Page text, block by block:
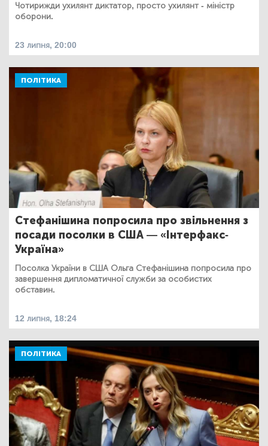
Чотирижди ухилянт диктатор, просто ухилянт - міністр
оборони.
23 липня, 20:00
ПОЛІТИКА
Стефанішина попросила про звільнення з
посади посолки в США — «Інтерфакс-
Україна»
Посолка України в США Ольга Стефанішина попросила про
завершення дипломатичної служби за особистих
обставин.
12 липня, 18:24
ПОЛІТИКА